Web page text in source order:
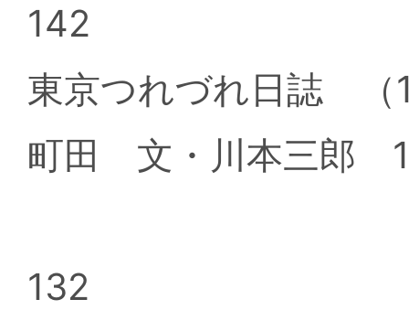
142
東京つれづれ日誌 （
町田 文・川本三郎
132